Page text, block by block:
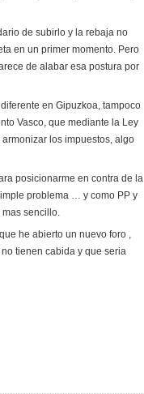
de subirlo y la rebaja no
en un primer momento. Pero
de alabar esa postura por
en Gipuzkoa, tampoco
Vasco, que mediante la Ley
los impuestos, algo
posicionarme en contra de la
problema … y como PP y
mas sencillo.
he abierto un nuevo foro ,
tienen cabida y que seria